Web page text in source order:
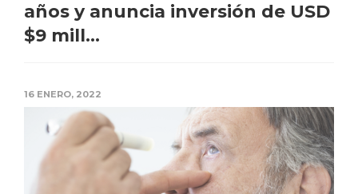
años y anuncia inversión de USD
$9 mill...
16 ENERO, 2022